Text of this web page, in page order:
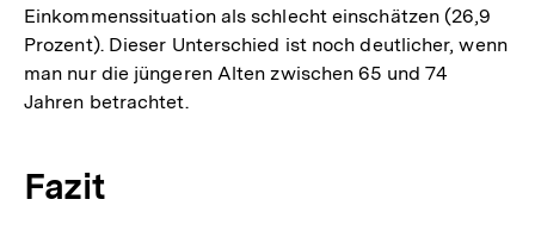
Einkommenssituation als schlecht einschätzen (26,9
Prozent). Dieser Unterschied ist noch deutlicher, wenn
man nur die jüngeren Alten zwischen 65 und 74
Jahren betrachtet.
Fazit